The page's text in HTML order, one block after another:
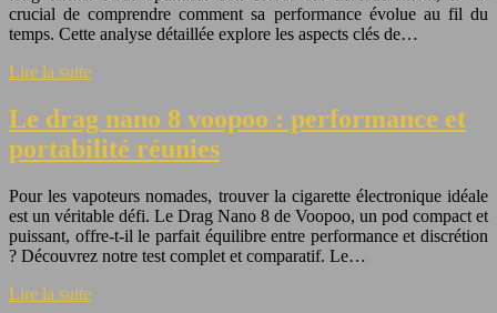
crucial de comprendre comment sa performance évolue au fil du
temps. Cette analyse détaillée explore les aspects clés de…
Lire la suite
Le drag nano 8 voopoo : performance et
portabilité réunies
Pour les vapoteurs nomades, trouver la cigarette électronique idéale
est un véritable défi. Le Drag Nano 8 de Voopoo, un pod compact et
puissant, offre-t-il le parfait équilibre entre performance et discrétion
? Découvrez notre test complet et comparatif. Le…
Lire la suite